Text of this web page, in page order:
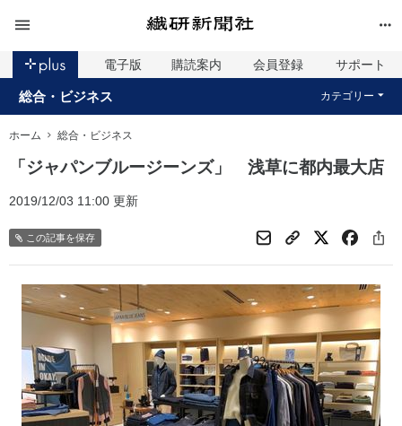
電子版 購読案内 会員登録 サポート
総合・ビジネス カテゴリー
ホーム 総合・ビジネス
「ジャパンブルージーンズ」 浅草に都内最大店
2019/12/03 11:00 更新
この記事を保存